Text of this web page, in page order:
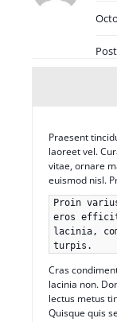
Praesent
laoreet vel.
vitae, ornare
euismod nisl.
Proin
eros
lacinia,
turpis.
Cras
lacinia non.
lectus metus
Quisque quis